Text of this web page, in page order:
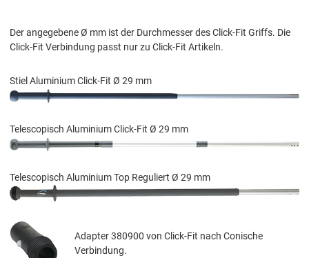
Der angegebene Ø mm ist der Durchmesser des Click-Fit Griffs. Die
Click-Fit Verbindung passt nur zu Click-Fit Artikeln.
Stiel Aluminium Click-Fit Ø 29 mm
Telescopisch Aluminium Click-Fit Ø 29 mm
Telescopisch Aluminium Top Reguliert Ø 29 mm
Adapter 380900 von Click-Fit nach Conische
Verbindung.